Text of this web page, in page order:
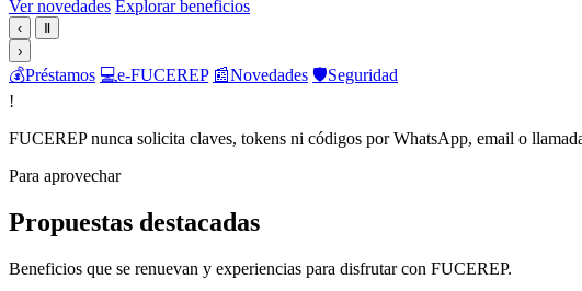
Ver novedades Explorar beneficios
‹
Ⅱ
›
💰Préstamos 💻e-FUCEREP 📰Novedades 🛡️Seguridad
!
FUCEREP nunca solicita claves, tokens ni códigos por WhatsApp, email o
Para aprovechar
Propuestas destacadas
Beneficios que se renuevan y experiencias para disfrutar con FUCEREP.